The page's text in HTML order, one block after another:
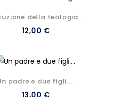
della teologia...
12,00 €
padre e due figli....
13,00 €